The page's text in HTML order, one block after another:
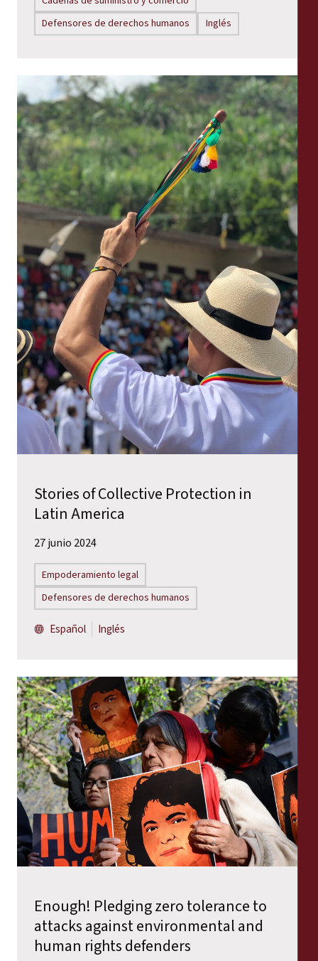
Defensores de derechos humanos
Inglés
Stories of Collective Protection in
Latin America
27 junio 2024
Empoderamiento legal
Defensores de derechos humanos
Español Inglés
Enough! Pledging zero tolerance to
attacks against environmental and
human rights defenders